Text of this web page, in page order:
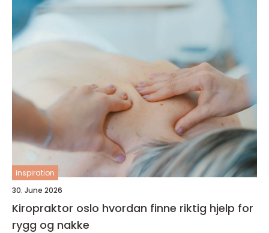
inspiration
30. June 2026
Kiropraktor oslo hvordan finne riktig hjelp for
rygg og nakke